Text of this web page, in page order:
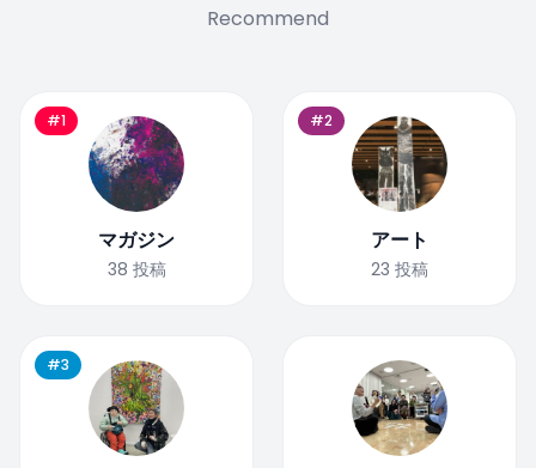
Recommend
#1
マガジン
38 投稿
#2
アート
23 投稿
#3